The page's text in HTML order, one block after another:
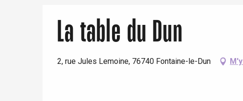
La table du Dun
2, rue Jules Lemoine, 76740 Fontaine-le-Dun